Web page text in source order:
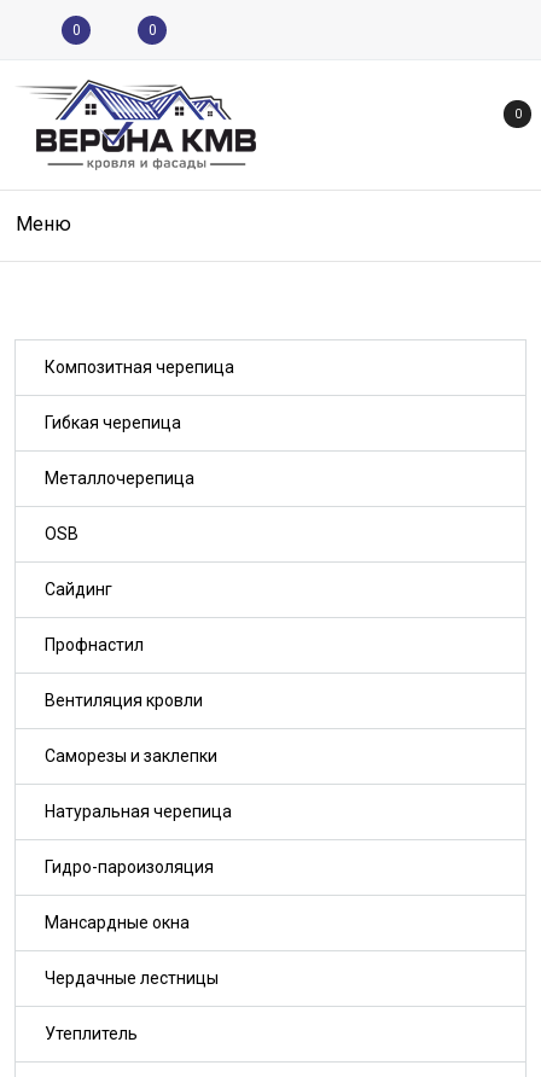
0 0
0
Меню
Композитная черепица
Гибкая черепица
Металлочерепица
OSB
Сайдинг
Профнастил
Вентиляция кровли
Саморезы и заклепки
Натуральная черепица
Гидро-пароизоляция
Мансардные окна
Чердачные лестницы
Утеплитель